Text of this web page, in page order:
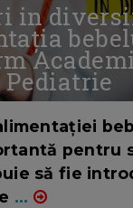
in
Pediatrie
pentru
să fie
...